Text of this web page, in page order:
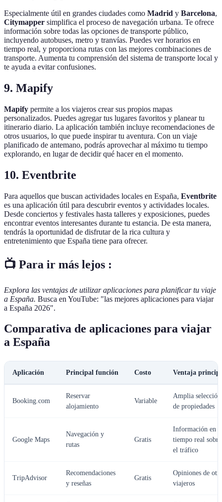
Especialmente útil en grandes ciudades como Madrid y Barcelona,
Citymapper simplifica el proceso de navegación urbana. Te ofrece
información sobre todas las opciones de transporte público,
incluyendo autobuses, metro y tranvías. Puedes ver horarios en
tiempo real, y proporciona rutas con las mejores combinaciones de
transporte. Aumenta tu comprensión del sistema de transporte local y
te ayuda a evitar confusiones.
9. Mapify
Mapify permite a los viajeros crear sus propios mapas
personalizados. Puedes agregar tus lugares favoritos y planear tu
itinerario diario. La aplicación también incluye recomendaciones de
otros usuarios, lo que puede inspirar tu aventura. Con un viaje
planificado de antemano, podrás aprovechar al máximo tu tiempo
explorando, en lugar de decidir qué hacer en el momento.
10. Eventbrite
Para aquellos que buscan actividades locales en España, Eventbrite
es una aplicación útil para descubrir eventos y actividades locales.
Desde conciertos y festivales hasta talleres y exposiciones, puedes
encontrar eventos interesantes durante tu estancia. De esta manera,
tendrás la oportunidad de disfrutar de la rica cultura y
entretenimiento que España tiene para ofrecer.
📺 Para ir más lejos :
Explora las ventajas de utilizar aplicaciones para planificar tu viaje
a España. Busca en YouTube: "las mejores aplicaciones para viajar
a España 2026".
Comparativa de aplicaciones para viajar
a España
Aplicación Principal función Costo Ventaja
Booking.com
Reservar
alojamiento
Variable
Amplia selección
de propiedades
Google Maps
Navegación y
rutas
Gratis
Información en
tiempo real sobre
el tráfico
TripAdvisor
Recomendaciones
y reseñas
Gratis
Opiniones de
viajeros